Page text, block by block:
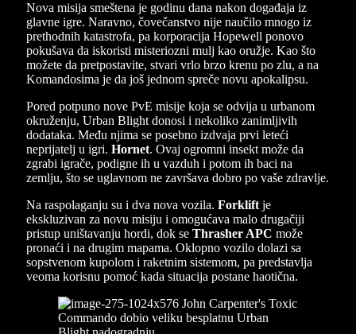
Nova misija smeštena je godinu dana nakon događaja iz
glavne igre. Naravno, čovečanstvo nije naučilo mnogo iz
prethodnih katastrofa, pa korporacija Hopewell ponovo
pokušava da iskoristi misteriozni mulj kao oružje. Kao što
možete da pretpostavite, stvari vrlo brzo krenu po zlu, a na
Komandosima je da još jednom spreče novu apokalipsu.
Pored potpuno nove PvE misije koja se odvija u urbanom
okruženju, Urban Blight donosi i nekoliko zanimljivih
dodataka. Među njima se posebno izdvaja prvi leteći
neprijatelj u igri. Hornet. Ovaj ogromni insekt može da
zgrabi igrače, podigne ih u vazduh i potom ih baci na
zemlju, što se uglavnom ne završava dobro po vaše zdravlje.
Na raspolaganju su i dva nova vozila. Forklift je
ekskluzivan za novu misiju i omogućava malo drugačiji
pristup uništavanju hordi, dok se Thrasher APC može
pronaći i na drugim mapama. Oklopno vozilo dolazi sa
sopstvenom kupolom i raketnim sistemom, pa predstavlja
veoma korisnu pomoć kada situacija postane haotična.